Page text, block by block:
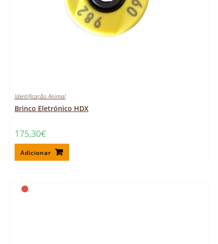
Identificação Animal
Brinco Eletrónico HDX
175,30€
Adicionar